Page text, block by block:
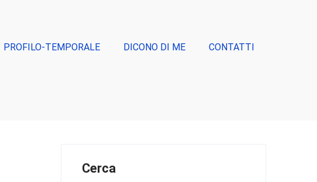
PROFILO-TEMPORALE DICONO DI ME CONTATTI
Cerca